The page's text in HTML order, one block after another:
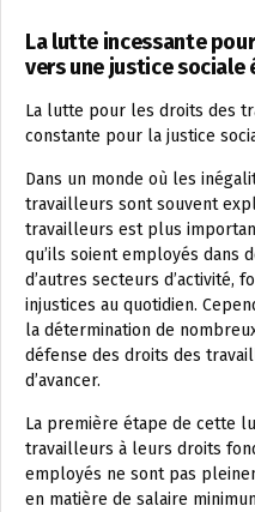
La lutte incessante
vers une justice sociale
La lutte pour les droits des
constante pour la justice
Dans un monde où les
travailleurs sont souvent
travailleurs est plus
qu’ils soient employés dans
d’autres secteurs d’activité,
injustices au quotidien.
la détermination de
défense des droits des
d’avancer.
La première étape de cette
travailleurs à leurs droits
employés ne sont pas
en matière de salaire